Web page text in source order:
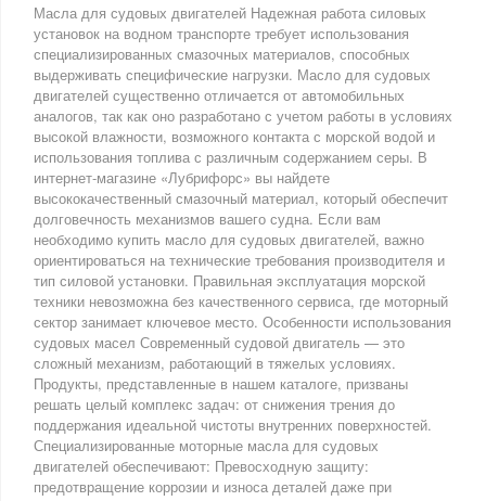
Масла для судовых двигателей Надежная работа силовых
установок на водном транспорте требует использования
специализированных смазочных материалов, способных
выдерживать специфические нагрузки. Масло для судовых
двигателей существенно отличается от автомобильных
аналогов, так как оно разработано с учетом работы в условиях
высокой влажности, возможного контакта с морской водой и
использования топлива с различным содержанием серы. В
интернет-магазине «Лубрифорс» вы найдете
высококачественный смазочный материал, который обеспечит
долговечность механизмов вашего судна. Если вам
необходимо купить масло для судовых двигателей, важно
ориентироваться на технические требования производителя и
тип силовой установки. Правильная эксплуатация морской
техники невозможна без качественного сервиса, где моторный
сектор занимает ключевое место. Особенности использования
судовых масел Современный судовой двигатель — это
сложный механизм, работающий в тяжелых условиях.
Продукты, представленные в нашем каталоге, призваны
решать целый комплекс задач: от снижения трения до
поддержания идеальной чистоты внутренних поверхностей.
Специализированные моторные масла для судовых
двигателей обеспечивают: Превосходную защиту:
предотвращение коррозии и износа деталей даже при